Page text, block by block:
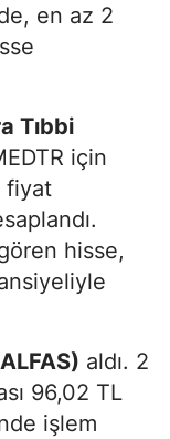
en az 2
Tıbbi
için
fiyat
hisse,
aldı. 2
96,02 TL
işlem